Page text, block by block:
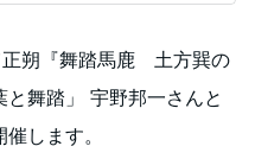
朔『舞踏馬鹿 土方巽の
舞踏」 宇野邦一さんと
します。